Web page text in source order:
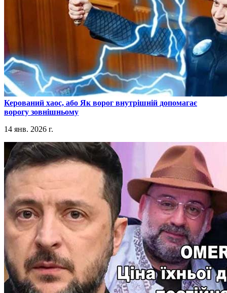
​Керований хаос, або Як ворог внутрішній допомагає
ворогу зовнішньому
14 янв. 2026 г.